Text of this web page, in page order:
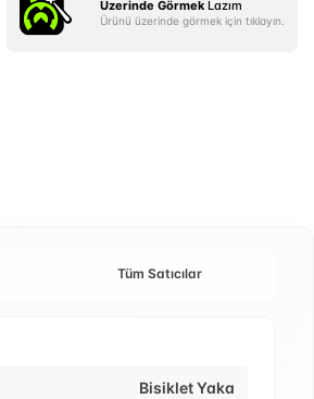
Üzerinde Görmek Lazım
Ürünü üzerinde görmek için tıklayın.
Tüm Satıcılar
Bisiklet Yaka